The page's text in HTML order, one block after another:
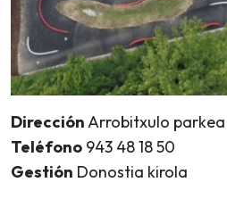
DirecciónArrobitxulo parkea
Teléfono 943 48 18 50
Gestión Donostia kirola